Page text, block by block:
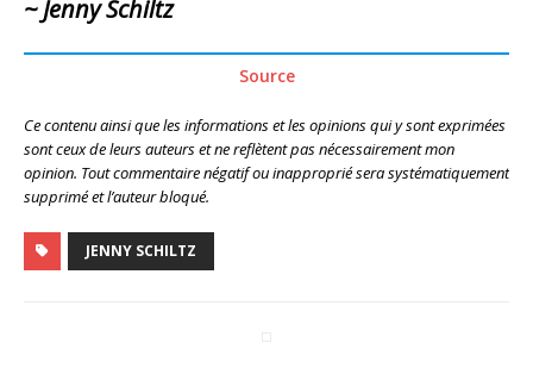
~ Jenny Schiltz
Source
Ce contenu ainsi que les informations et les opinions qui y sont exprimées
sont ceux de leurs auteurs et ne reflètent pas nécessairement mon
opinion. Tout commentaire négatif ou inapproprié sera systématiquement
supprimé et l’auteur bloqué.
JENNY SCHILTZ